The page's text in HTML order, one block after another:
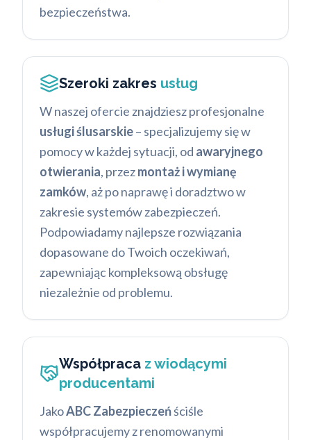
bezpieczeństwa.
Szeroki zakres usług
W naszej ofercie znajdziesz profesjonalne
usługi ślusarskie– specjalizujemy się w
pomocy w każdej sytuacji, od awaryjnego
otwierania, przezmontaż i wymianę
zamków, aż po naprawę i doradztwo w
zakresie systemów zabezpieczeń.
Podpowiadamy najlepsze rozwiązania
dopasowane do Twoich oczekiwań,
zapewniając kompleksową obsługę
niezależnie od problemu.
Współpraca z wiodącymi
producentami
JakoABC Zabezpieczeńściśle
współpracujemy z renomowanymi